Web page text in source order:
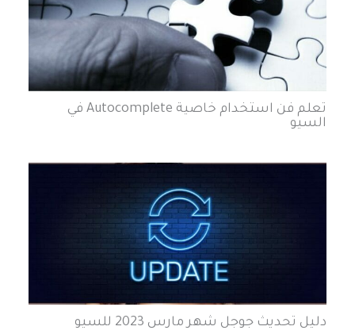
تعلم فن استخدام خاصية Autocomplete في
السيو
دليل تحديث جوجل شهر مارس 2023 للسيو